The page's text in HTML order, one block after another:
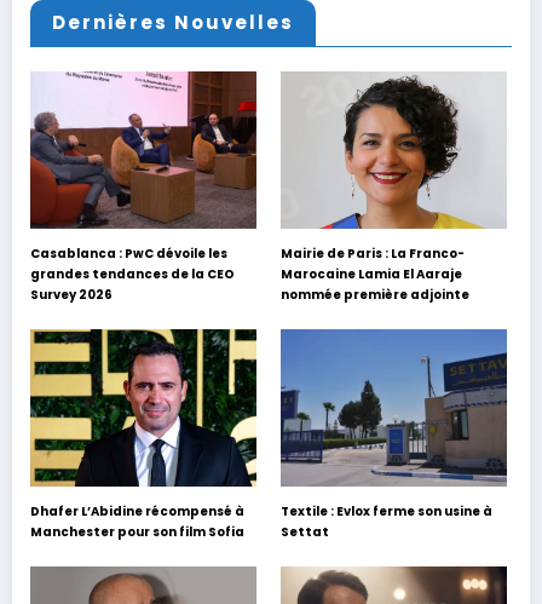
Dernières Nouvelles
Casablanca : PwC dévoile les
grandes tendances de la CEO
Survey 2026
Mairie de Paris : La Franco-
Marocaine Lamia El Aaraje
nommée première adjointe
Dhafer L’Abidine récompensé à
Manchester pour son film Sofia
Textile : Evlox ferme son usine à
Settat